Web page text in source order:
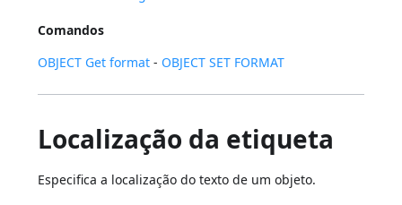
Comandos
OBJECT Get format - OBJECT SET FORMAT
Localização da etiqueta
Especifica a localização do texto de um objeto.